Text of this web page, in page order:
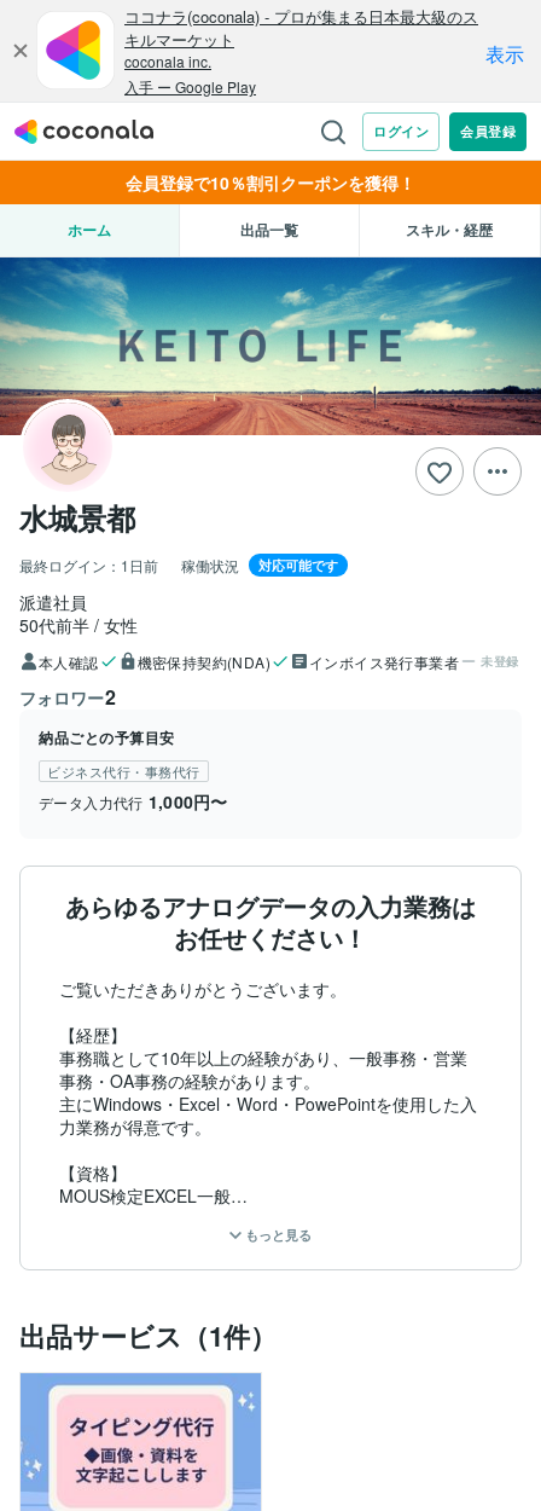
会員登録で10％割引クーポンを獲得！
ホーム 出品一覧 スキル・経歴
水城景都
最終ログイン： 1日前 稼働状況 対応可能です
派遣社員
50代前半 女性
本人確認 機密保持契約(NDA) インボイス発行事業者 未登録
フォロワー2
納品ごとの予算目安
ビジネス代行・事務代行
データ入力代行 1,000円〜
あらゆるアナログデータの入力業務は
お任せください！
ご覧いただきありがとうございます。
【経歴】
事務職として10年以上の経験があり、一般事務・営業
事務・OA事務の経験があります。
主にWindows・Excel・Word・PowePointを使用した入
力業務が得意です。
【資格】
MOUS検定EXCEL一般
147文字／分（ローマ字入力）
もっと見る
出品サービス（1件）